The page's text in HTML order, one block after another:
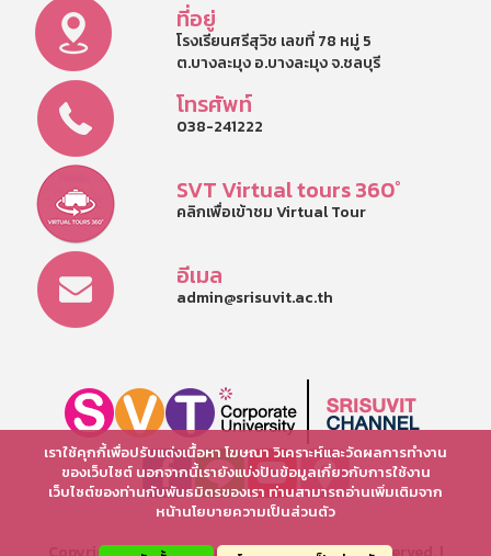
ที่อยู่
โรงเรียนศรีสุวิช เลขที่ 78 หมู่ 5
ต.บางละมุง อ.บางละมุง จ.ชลบุรี
โทรศัพท์
038-241222
SVT Virtual tours 360°
คลิกเพื่อเข้าชม Virtual Tour
อีเมล
admin@srisuvit.ac.th
เราใช้คุกกี้เพื่อปรับแต่งเนื้อหา โฆษณา วิเคราะห์และวัดผลการทำงาน
ของเว็บไซต์ นอกจากนี้เรายังแบ่งปันข้อมูลเกี่ยวกับการใช้งาน
เว็บไซต์ของท่านกับพันธมิตรของเรา ท่านสามารถอ่านเพิ่มเติมจาก
หน้านโยบายความเป็นส่วนตัว